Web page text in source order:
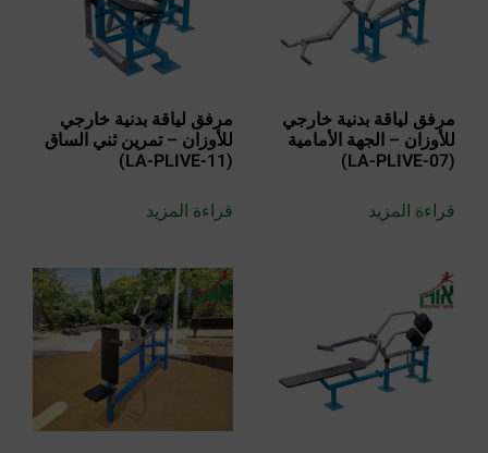
مرفق لياقة بدنية خارجي
للأوزان – الجهة الأمامية
(LA-PLIVE-07)
قراءة المزيد
مرفق لياقة بدنية خارجي
للأوزان – تمرين ثني الساق
(LA-PLIVE-11)
قراءة المزيد